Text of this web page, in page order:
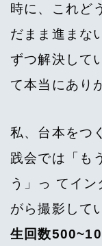
時に、これど
だまま進まな
ずつ解決して
て本当にあり
私、台本をつ
践会では「も
う」っ てイ
がら撮影して
生回数